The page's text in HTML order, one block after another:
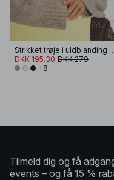
Strikket trøje i
DKK 195.30 DKK 279
+8
Tilmeld dig og få
events – og få 15 %